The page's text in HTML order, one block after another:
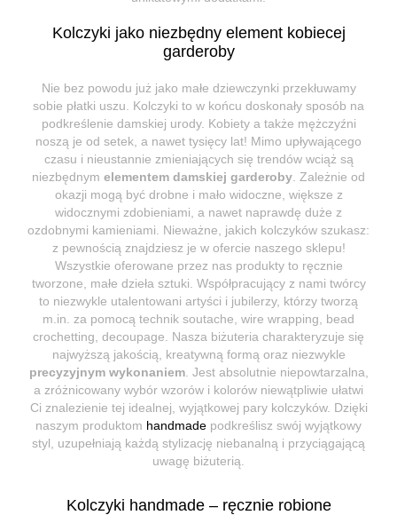
Kolczyki jako niezbędny element kobiecej
garderoby
Nie bez powodu już jako małe dziewczynki przekłuwamy
sobie płatki uszu. Kolczyki to w końcu doskonały sposób na
podkreślenie damskiej urody. Kobiety a także mężczyźni
noszą je od setek, a nawet tysięcy lat! Mimo upływającego
czasu i nieustannie zmieniających się trendów wciąż są
niezbędnym elementem damskiej garderoby . Zależnie od
okazji mogą być drobne i mało widoczne, większe z
widocznymi zdobieniami, a nawet naprawdę duże z
ozdobnymi kamieniami. Nieważne, jakich kolczyków szukasz:
z pewnością znajdziesz je w ofercie naszego sklepu!
Wszystkie oferowane przez nas produkty to ręcznie
tworzone, małe dzieła sztuki. Współpracujący z nami twórcy
to niezwykle utalentowani artyści i jubilerzy, którzy tworzą
m.in. za pomocą technik soutache, wire wrapping, bead
crochetting, decoupage. Nasza biżuteria charakteryzuje się
najwyższą jakością, kreatywną formą oraz niezwykle
precyzyjnym wykonaniem. Jest absolutnie niepowtarzalna,
a zróżnicowany wybór wzorów i kolorów niewątpliwie ułatwi
Ci znalezienie tej idealnej, wyjątkowej pary kolczyków. Dzięki
naszym produktom handmade podkreślisz swój wyjątkowy
styl, uzupełniają każdą stylizację niebanalną i przyciągającą
uwagę biżuterią.
Kolczyki handmade – ręcznie robione